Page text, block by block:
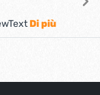
Di più